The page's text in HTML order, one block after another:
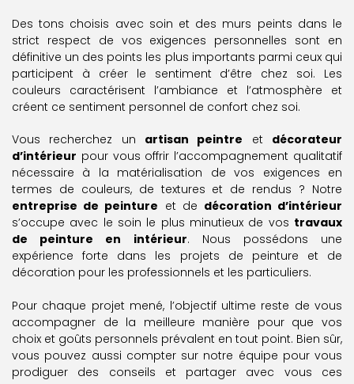
Des tons choisis avec soin et des murs peints dans le
strict respect de vos exigences personnelles sont en
définitive un des points les plus importants parmi ceux qui
participent à créer le sentiment d’être chez soi. Les
couleurs caractérisent l’ambiance et l’atmosphère et
créent ce sentiment personnel de confort chez soi.
Vous recherchez un artisan peintre et décorateur
d’intérieur pour vous offrir l’accompagnement qualitatif
nécessaire à la matérialisation de vos exigences en
termes de couleurs, de textures et de rendus ? Notre
entreprise de peinture et de décoration d’intérieur
s’occupe avec le soin le plus minutieux de vos travaux
de peinture en intérieur. Nous possédons une
expérience forte dans les projets de peinture et de
décoration pour les professionnels et les particuliers.
Pour chaque projet mené, l’objectif ultime reste de vous
accompagner de la meilleure manière pour que vos
choix et goûts personnels prévalent en tout point. Bien sûr,
vous pouvez aussi compter sur notre équipe pour vous
prodiguer des conseils et partager avec vous ces